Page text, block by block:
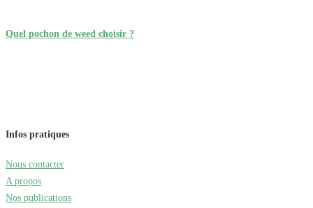
Quel pochon de weed choisir ?
Infos pratiques
Nous contacter
A propos
Nos publications